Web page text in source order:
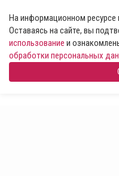
На информационном
Оставаясь на сайте, вы
использование и
обработки персональных